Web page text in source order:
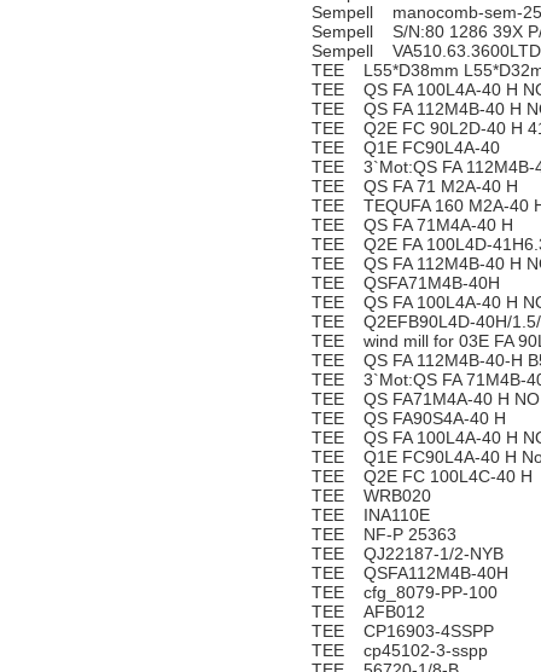
Sempell manocomb-sem-
Sempell S/N:80 1286 39X
Sempell
TEE L55*D38mm
TEE QS FA 100L4A-40 H
TEE QS FA 112M4B-40 H
TEE Q2E FC 90L2D-40 H
TEE Q1E FC90L4A-40
TEE 3`Mot:QS FA 112M4B-
TEE QS FA 71 M2A-40 H
TEE TEQUFA 160 M2A-40
TEE QS FA 71M4A-40 H
TEE Q2E FA 100L4D-
TEE QS FA 112M4B-40 H
TEE QSFA71M4B-40H
TEE QS FA 100L4A-40 H
TEE Q2EFB90L4D-40H/
TEE wind mill for 03E FA
TEE QS FA 112M4B-40-H
TEE 3`Mot:QS FA 71M4B-
TEE QS FA71M4A-40 H
TEE QS FA90S4A-40 H
TEE QS FA 100L4A-40 H
TEE Q1E FC90L4A-40 H
TEE Q2E FC 100L4C-40 H
TEE WRB020
TEE INA110E
TEE NF-P 25363
TEE QJ22187-1/2-NYB
TEE QSFA112M4B-40H
TEE cfg_8079-PP-100
TEE AFB012
TEE CP16903-4SSPP
TEE cp45102-3-sspp